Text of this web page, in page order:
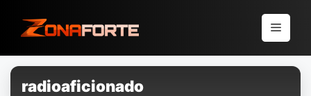
para
conteúdo
Menu
radioaficionado